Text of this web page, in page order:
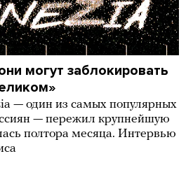
могут заблокировать
— один из самых популярных
— пережил крупнейшую
полтора месяца. Интервью